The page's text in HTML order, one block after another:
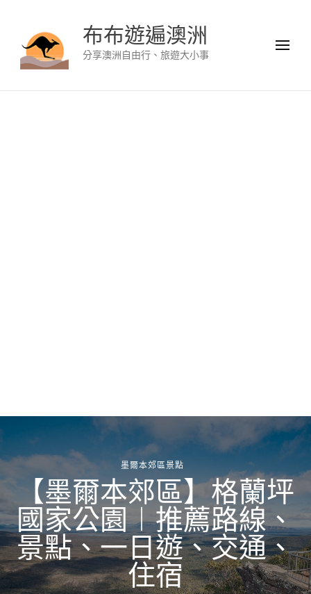
布布遊遍澳洲
分享澳洲自由行、旅遊大小事
墨爾本郊區景點
【墨爾本郊區】格蘭坪
國家公園︱推薦路線、
景點、一日遊、交通、
住宿